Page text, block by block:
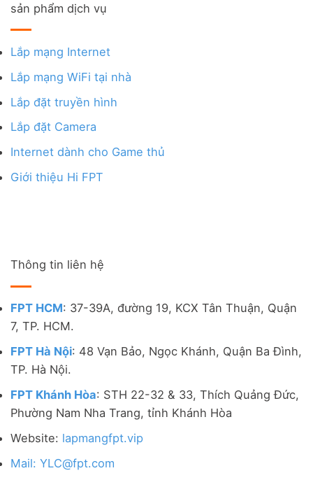
sản phẩm dịch vụ
Lắp mạng Internet
Lắp mạng WiFi tại nhà
Lắp đặt truyền hình
Lắp đặt Camera
Internet dành cho Game thủ
Giới thiệu Hi FPT
Thông tin liên hệ
FPT HCM: 37-39A, đường 19, KCX Tân Thuận, Quận
7, TP. HCM.
FPT Hà Nội: 48 Vạn Bảo, Ngọc Khánh, Quận Ba Đình,
TP. Hà Nội.
FPT Khánh Hòa: STH 22-32 & 33, Thích Quảng Đức,
Phường Nam Nha Trang, tỉnh Khánh Hòa
Website: lapmangfpt.vip
Mail: YLC@fpt.com